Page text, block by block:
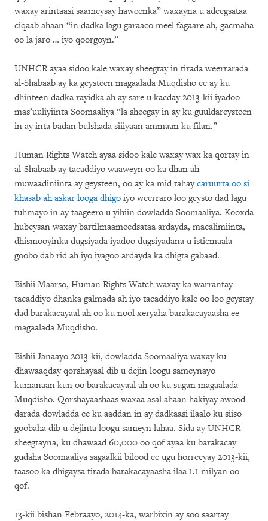
waxay arintaasi saameysay haweenka” waxayna u adeegsataa
ciqaab ahaan “in dadka lagu garaaco meel fagaare ah, gacmaha
oo la jaro … iyo qoorgoyn.”
UNHCR ayaa sidoo kale waxay sheegtay in tirada weerrarada
al-Shabaab ay ka geysteen magaalada Muqdisho ee ay ku
dhinteen dadka rayidka ah ay sare u kacday 2013-kii iyadoo
mas’uuliyiinta Soomaaliya “la sheegay in ay ku guuldareysteen
in ay inta badan bulshada siiiyaan ammaan ku filan.”
Human Rights Watch ayaa sidoo kale waxay wax ka qortay in
al-Shabaab ay tacaddiyo waaweyn oo ka dhan ah
muwaadiniinta ay geysteen, oo ay ka mid tahaycaruurta oo si
khasab ah askar looga dhigo iyo weerraro loo geysto dad lagu
tuhmayo in ay taageero u yihiin dowladda Soomaaliya. Kooxda
hubeysan waxay bartilmaameedsataa ardayda, macalimiinta,
dhismooyinka dugsiyada iyadoo dugsiyadana u isticmaala
goobo dab rid ah iyo iyagoo ardayda ka dhigta gabaad.
Bishii Maarso, Human Rights Watch waxay ka warrantay
tacaddiyo dhanka galmada ah iyo tacaddiyo kale oo loo geystay
dad barakacayaal ah oo ku nool xeryaha barakacayaasha ee
magaalada Muqdisho.
Bishii Janaayo 2013-kii, dowladda Soomaaliya waxay ku
dhawaaqday qorshayaal dib u dejin loogu sameynayo
kumanaan kun oo barakacayaal ah oo ku sugan magaalada
Muqdisho. Qorshayaashaas waxaa asal ahaan hakiyay awood
darada dowladda ee ku aaddan in ay dadkaasi ilaalo ku siiso
goobaha dib u dejinta loogu sameyn lahaa. Sida ay UNHCR
sheegtayna, ku dhawaad 60,000 oo qof ayaa ku barakacay
gudaha Soomaaliya sagaalkii bilood ee ugu horreeyay 2013-kii,
taasoo ka dhigaysa tirada barakacayaasha ilaa 1.1 milyan oo
qof.
13-kii bishan Febraayo, 2014-ka, warbixin ay soo saartay